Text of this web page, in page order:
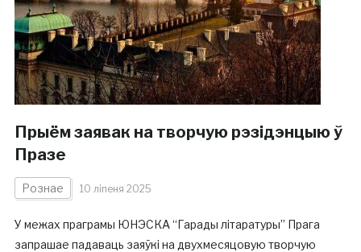
Прыём заявак на творчую рэзідэнцыю ў
Празе
Рознае 10 ліпеня 2025
У межах праграмы ЮНЭСКА “Гарады літаратуры” Прага
запрашае падаваць заяўкі на двухмесяцовую творчую